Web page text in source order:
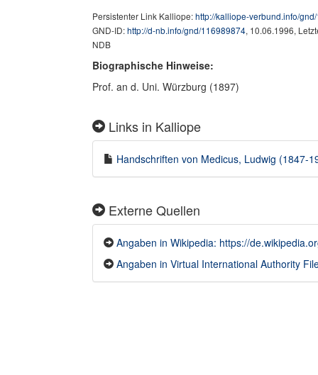
Persistenter Link Kalliope:http://kalliope-verbund.info/
GND-ID:http://d-nb.info/gnd/116989874, 10.06.1996,
NDB
Biographische Hinweise:
Prof. an d. Uni. Würzburg (1897)
Links in Kalliope
Handschriften von Medicus, Ludwig (1847-
Externe Quellen
Angaben in Wikipedia: https://
Angaben in Virtual International Authority